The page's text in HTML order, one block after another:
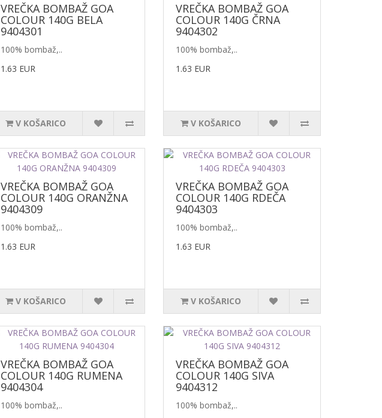
VREČKA BOMBAŽ GOA
COLOUR 140G BELA
9404301
100% bombaž,..
1.63 EUR
V KOŠARICO
VREČKA BOMBAŽ GOA
COLOUR 140G ČRNA
9404302
100% bombaž,..
1.63 EUR
V KOŠARICO
VREČKA BOMBAŽ GOA
COLOUR 140G ORANŽNA
9404309
100% bombaž,..
1.63 EUR
V KOŠARICO
VREČKA BOMBAŽ GOA
COLOUR 140G RDEČA
9404303
100% bombaž,..
1.63 EUR
V KOŠARICO
VREČKA BOMBAŽ GOA
COLOUR 140G RUMENA
9404304
100% bombaž,..
VREČKA BOMBAŽ GOA
COLOUR 140G SIVA
9404312
100% bombaž,..